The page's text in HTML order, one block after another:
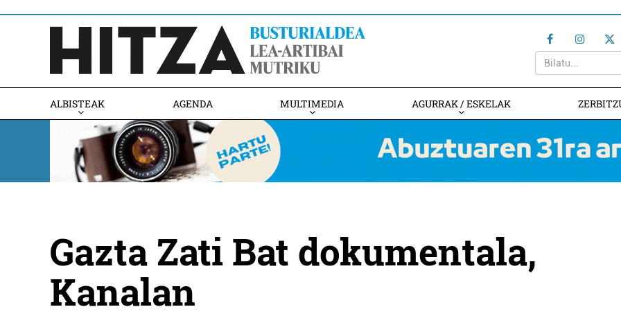
ALBISTEAK AGENDA MULTIMEDIA AGURRAK / ESKELAK
Gazta Zati Bat dokumentala,
Kanalan